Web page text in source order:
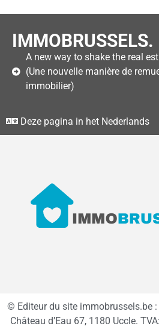
IMMOBRUSSELS.
A new way to shake the real
(Une nouvelle manière de
immobilier)
Deze pagina in het Nederlands
© Editeur du site immobrussels.be
Château d’Eau 67, 1180 Uccle.